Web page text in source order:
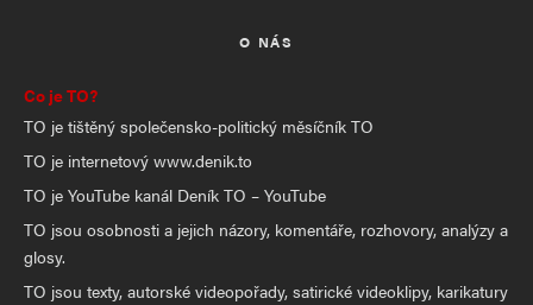
O NÁS
Co je TO?
TO je tištěný společensko-politický měsíčník TO
TO je internetový www.denik.to
TO je YouTube kanál Deník TO – YouTube
TO jsou osobnosti a jejich názory, komentáře, rozhovory, analýzy a
glosy.
TO jsou texty, autorské videopořady, satirické videoklipy, karikatury